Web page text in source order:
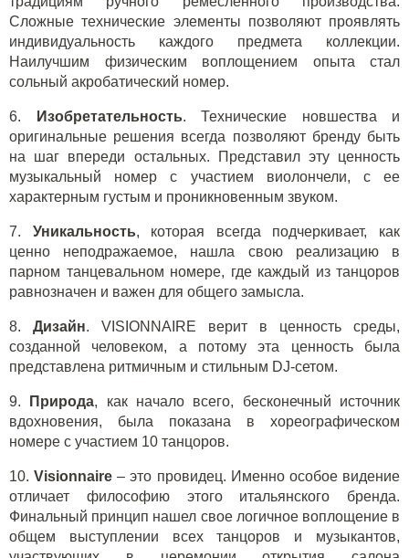
Сложные технические элементы позволяют проявлять
индивидуальность каждого предмета коллекции.
Наилучшим физическим воплощением опыта стал
сольный акробатический номер.
6. Изобретательность. Технические новшества и
оригинальные решения всегда позволяют бренду быть
на шаг впереди остальных. Представил эту ценность
музыкальный номер с участием виолончели, с ее
характерным густым и проникновенным звуком.
7. Уникальность, которая всегда подчеркивает, как
ценно неподражаемое, нашла свою реализацию в
парном танцевальном номере, где каждый из танцоров
равнозначен и важен для общего замысла.
8. Дизайн. VISIONNAIRE верит в ценность среды,
созданной человеком, а потому эта ценность была
представлена ритмичным и стильным DJ-сетом.
9. Природа, как начало всего, бесконечный источник
вдохновения, была показана в хореографическом
номере с участием 10 танцоров.
10.Visionnaire – это провидец. Именно особое видение
отличает философию этого итальянского бренда.
Финальный принцип нашел свое логичное воплощение в
общем выступлении всех танцоров и музыкантов,